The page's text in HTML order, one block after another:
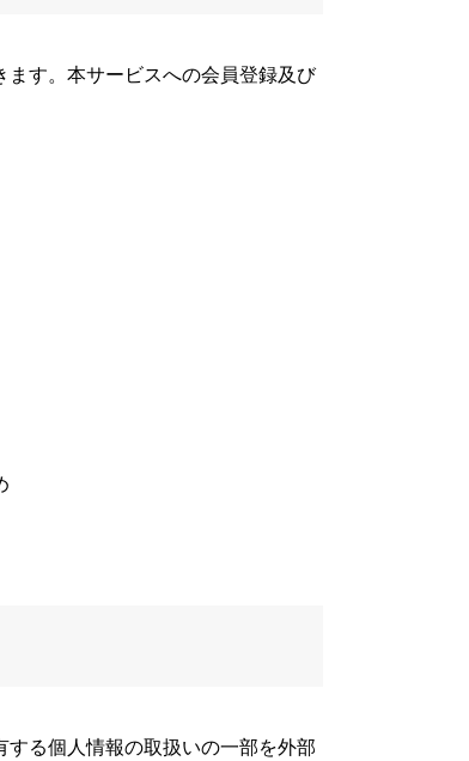
す。本サービスへの会員登録及び
る個人情報の取扱いの一部を外部